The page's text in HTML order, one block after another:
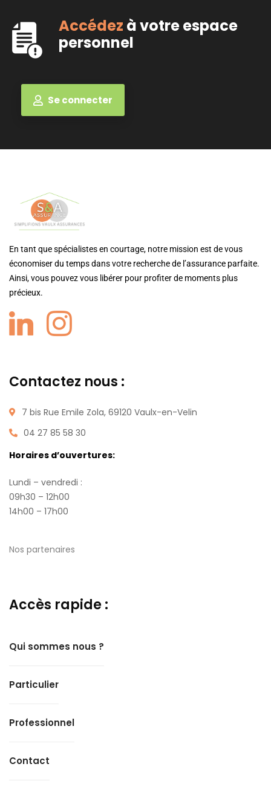
Accédez à votre espace
personnel
Se connecter
En tant que spécialistes en courtage, notre mission est de vous
économiser du temps dans votre recherche de l’assurance parfaite.
Ainsi, vous pouvez vous libérer pour profiter de moments plus
précieux.
Contactez nous :
7 bis Rue Emile Zola, 69120 Vaulx-en-Velin
04 27 85 58 30
Horaires d’ouvertures:
Lundi – vendredi :
09h30 – 12h00
14h00 – 17h00
Nos partenaires
Accès rapide :
Qui sommes nous ?
Particulier
Professionnel
Contact